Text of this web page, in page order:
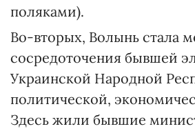
поляками).
Во-вторых, Волынь стала
сосредоточения бывшей
Украинской Народной
политической,
Здесь жили бывшие